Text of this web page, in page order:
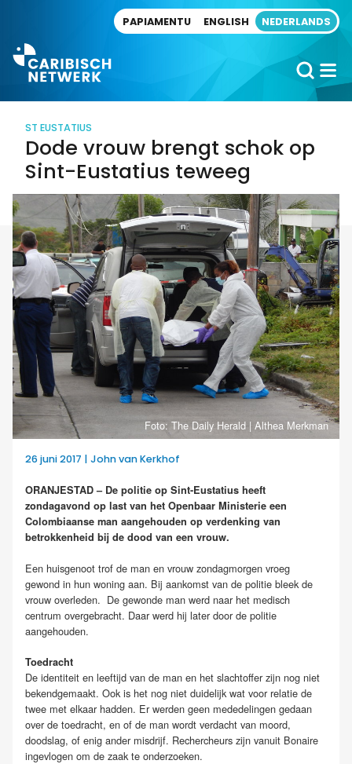
PAPIAMENTU ENGLISH NEDERLANDS
ST EUSTATIUS
Dode vrouw brengt schok op
Sint-Eustatius teweeg
Foto: The Daily Herald | Althea Merkman
26 juni 2017 | John van Kerkhof
ORANJESTAD – De politie op Sint-Eustatius heeft
zondagavond op last van het Openbaar Ministerie een
Colombiaanse man aangehouden op verdenking van
betrokkenheid bij de dood van een vrouw.
Een huisgenoot trof de man en vrouw zondagmorgen vroeg
gewond in hun woning aan. Bij aankomst van de politie bleek de
vrouw overleden. De gewonde man werd naar het medisch
centrum overgebracht. Daar werd hij later door de politie
aangehouden.
Toedracht
De identiteit en leeftijd van de man en het slachtoffer zijn nog niet
bekendgemaakt. Ook is het nog niet duidelijk wat voor relatie de
twee met elkaar hadden. Er werden geen mededelingen gedaan
over de toedracht, en of de man wordt verdacht van moord,
doodslag, of enig ander misdrijf. Rechercheurs zijn vanuit Bonaire
ingevlogen om de zaak te onderzoeken.